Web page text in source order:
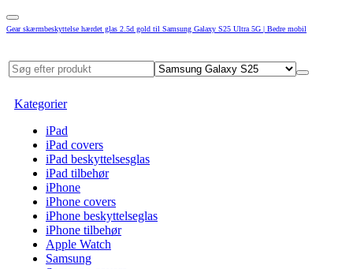
Gear skærmbeskyttelse hærdet glas 2.5d gold til Samsung Galaxy S25 Ultra 5G | Bedre mobil
Kategorier
iPad
iPad covers
iPad beskyttelsesglas
iPad tilbehør
iPhone
iPhone covers
iPhone beskyttelseglas
iPhone tilbehør
Apple Watch
Samsung